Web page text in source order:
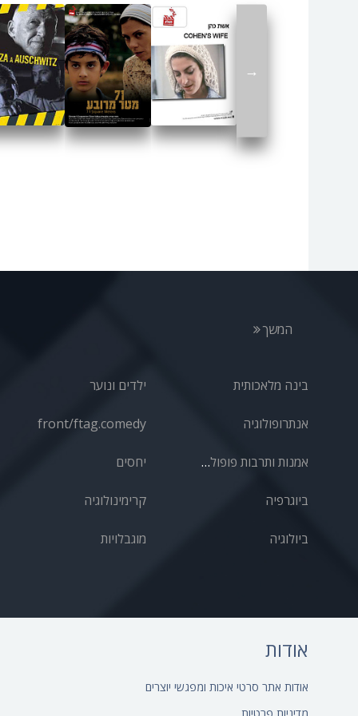
→
המשך
בינה מלאכותית
אנתרופולוגיה
אמנות ותרבות פופולרית
ביוגרפיה
ביולוגיה
ילדים ונוער
front/ftag.comedy
יחסים
קרימינולוגיה
מוגבלויות
אודות
אודות אתר סרטי איכות ומפגשי יוצרים
מדיניות פרטיות